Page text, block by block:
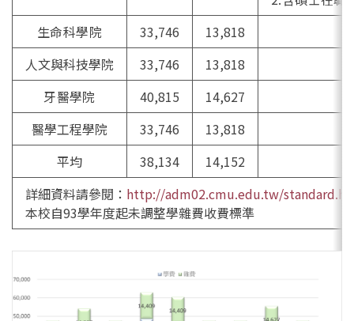
生命科學院
33,746
13,818
人文與科技學院
33,746
13,818
牙醫學院
40,815
14,627
醫學工程學院
33,746
13,818
平均
38,134
14,152
詳細資料請參閱： http://adm02.cmu.edu.tw/
本校自93學年度起未調整學雜費收費標準